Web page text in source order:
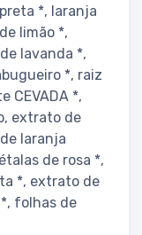
*, laranja
limão *,
lavanda *,
*, raiz
CEVADA *,
extrato de
laranja
de rosa *,
*, extrato de
folhas de